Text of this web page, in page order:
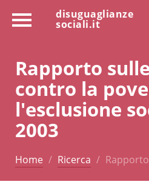
disuguaglianze
sociali.it
Rapporto
contro la
l'esclusione
2003
Home Ricerca